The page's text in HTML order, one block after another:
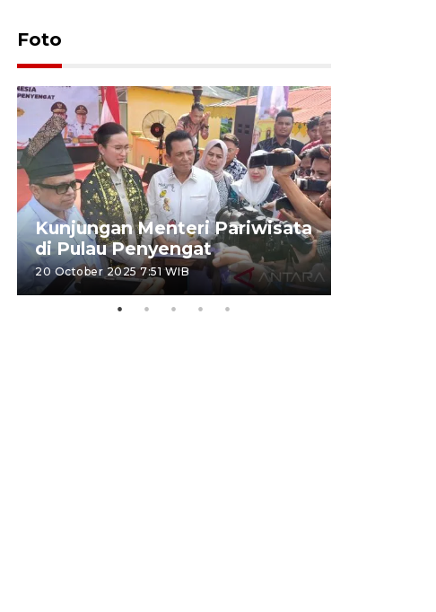
Foto
Kunjungan Menteri Pariwisata
di Pulau Penyengat
20 October 2025 7:51 WIB